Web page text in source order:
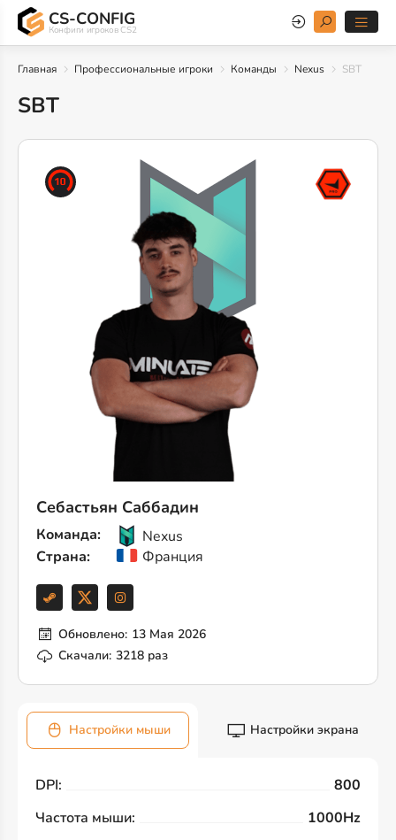
CS-CONFIG
Конфиги игроков CS2
Главная Профессиональные игроки Команды Nexus SBT
SBT
Себастьян Саббадин
Команда:
Nexus
Страна:
Франция
Обновлено: 13 Мая 2026
Скачали: 3218 раз
Настройки мыши Настройки экрана
DPI:
800
Частота мыши:
1000Hz